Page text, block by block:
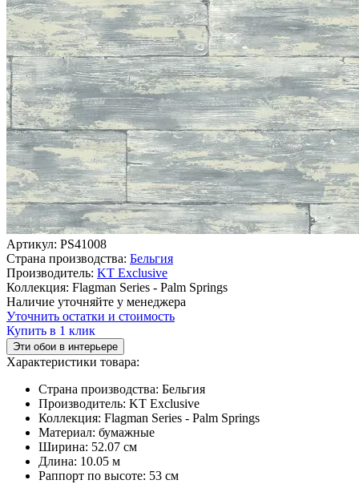
Артикул: PS41008
Страна производства: Бельгия
Производитель: KT Exclusive
Коллекция: Flagman Series - Palm Springs
Наличие уточняйте у менеджера
Уточнить остатки и стоимость
Купить в 1 клик
Эти обои в интерьере
Характеристики товара:
Страна производства: Бельгия
Производитель: KT Exclusive
Коллекция: Flagman Series - Palm Springs
Материал: бумажные
Ширина: 52.07 см
Длина: 10.05 м
Раппорт по высоте: 53 см